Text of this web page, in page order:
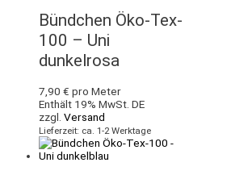
Bündchen Öko-Tex-
100 – Uni
dunkelrosa
7,90 € pro Meter
Enthält 19% MwSt. DE
zzgl. Versand
Lieferzeit: ca. 1-2 Werktage